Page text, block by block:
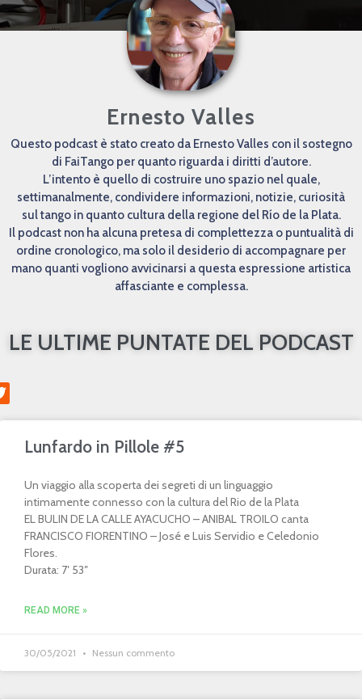
Ernesto Valles
Questo podcast è stato creato da Ernesto Valles con il sostegno
di FaiTango per quanto riguarda i diritti d’autore.
L’intento è quello di costruire uno spazio nel quale,
settimanalmente, condividere informazioni, notizie, curiosità
sul tango in quanto cultura della regione del Río de la Plata.
Il podcast non ha alcuna pretesa di complettezza o puntualità di
ordine cronologico, ma solo il desiderio di accompagnare per
mano quanti vogliono avvicinarsi a questa espressione artistica
affasciante e complessa.
LE ULTIME PUNTATE DEL PODCAST
Lunfardo in Pillole #5
Un viaggio alla scoperta dei segreti di un linguaggio
intimamente connesso con la cultura del Rio de la Plata
EL BULIN DE LA CALLE AYACUCHO – ANIBAL TROILO canta
FRANCISCO FIORENTINO – José e Luis Servidio e Celedonio
Flores.
Durata: 7′ 53″
READ MORE »
30/05/2021 Nessun commento